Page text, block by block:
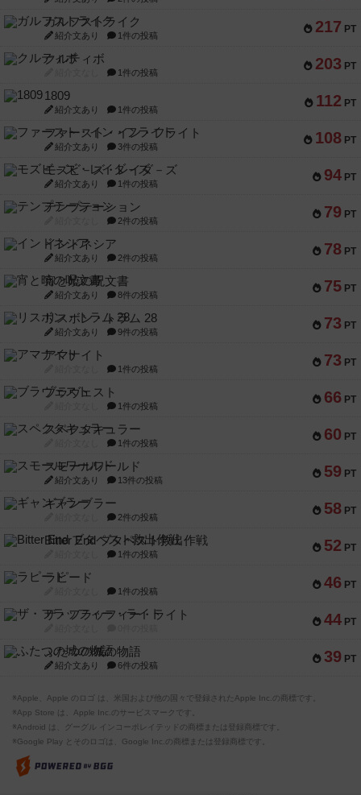
217 PT
ガルフストライク
紹介文あり 1件の投稿
203 PT
クルティボ
1件の投稿
112 PT
1809
紹介文あり 1件の投稿
108 PT
ファースト・イン・フライト
紹介文あり 3件の投稿
94 PT
モズビ－ズ・レイダ－ズ
紹介文あり 1件の投稿
79 PT
テンプテーション
2件の投稿
78 PT
インドネシア
紹介文あり 2件の投稿
75 PT
宵と暁の呪文書
紹介文あり 8件の投稿
73 PT
リスボン・トラム 28
紹介文あり 9件の投稿
73 PT
アマナイト
1件の投稿
66 PT
ブラヴェスト
1件の投稿
60 PT
スペクタキュラー
1件の投稿
59 PT
スモールワールド
紹介文あり 13件の投稿
58 PT
ギャンブラー
2件の投稿
52 PT
Bitter End ブタペスト救出作戦
1件の投稿
46 PT
ラピード
1件の投稿
44 PT
ザ・フラッフィー・ライト
39 PT
ふたつの城の物語
紹介文あり 6件の投稿
※Apple、Apple のロゴ は、米国および他の国々で登録されたApple Inc.の商標です。
※App Store は、Apple Inc.のサービスマークです。
※Android は、グーグル インコーポレイテッドの商標または登録商標です。
※Google Play とそのロゴは、Google Inc.の商標または登録商標です。